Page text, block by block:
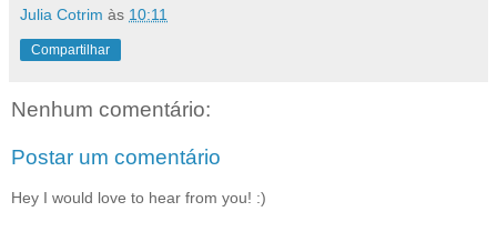
Julia Cotrim às 10:11
Compartilhar
Nenhum comentário:
Postar um comentário
Hey I would love to hear from you! :)